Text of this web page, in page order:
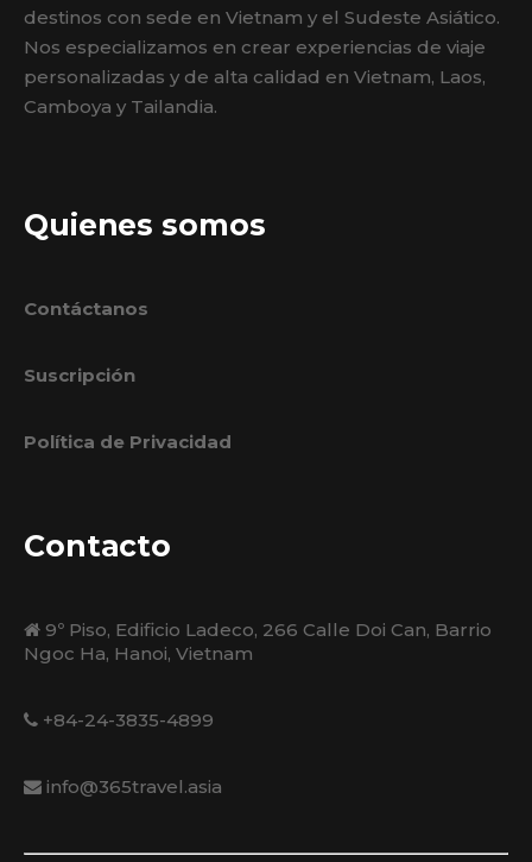
destinos con sede en Vietnam y el Sudeste Asiático.
Nos especializamos en crear experiencias de viaje
personalizadas y de alta calidad en Vietnam, Laos,
Camboya y Tailandia.
Quienes somos
Contáctanos
Suscripción
Política de Privacidad
Contacto
9º Piso, Edificio Ladeco, 266 Calle Doi Can, Barrio
Ngoc Ha, Hanoi, Vietnam
+84-24-3835-4899
info@365travel.asia